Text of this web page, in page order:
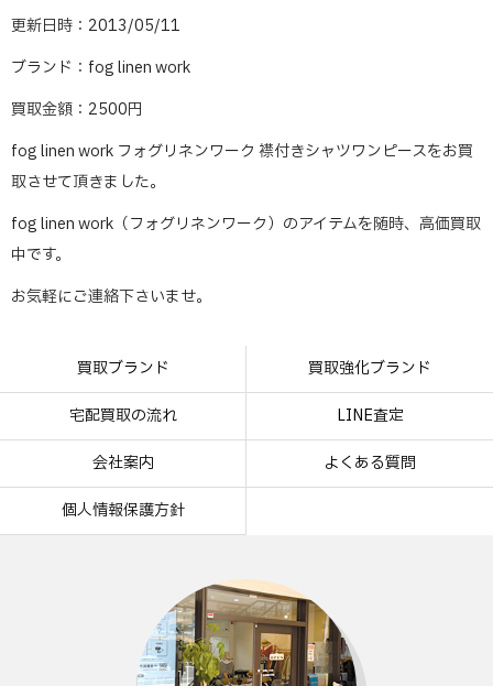
更新日時：2013/05/11
ブランド：fog linen work
買取金額：2500円
fog linen work フォグリネンワーク 襟付きシャツワンピースをお買
取させて頂きました。
fog linen work（フォグリネンワーク）のアイテムを随時、高価買取
中です。
お気軽にご連絡下さいませ。
買取ブランド 買取強化ブランド
宅配買取の流れ LINE査定
会社案内 よくある質問
個人情報保護方針